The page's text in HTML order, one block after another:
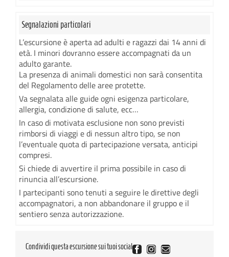
Segnalazioni particolari
L’escursione è aperta ad adulti e ragazzi dai 14 anni di
età. I minori dovranno essere accompagnati da un
adulto garante.
La presenza di animali domestici non sarà consentita
del Regolamento delle aree protette.
Va segnalata alle guide ogni esigenza particolare,
allergia, condizione di salute, ecc…
In caso di motivata esclusione non sono previsti
rimborsi di viaggi e di nessun altro tipo, se non
l’eventuale quota di partecipazione versata, anticipi
compresi.
Si chiede di avvertire il prima possibile in caso di
rinuncia all’escursione.
I partecipanti sono tenuti a seguire le direttive degli
accompagnatori, a non abbandonare il gruppo e il
sentiero senza autorizzazione.
Condividi questa escursione sui tuoi social Facebook
Instagram
Email